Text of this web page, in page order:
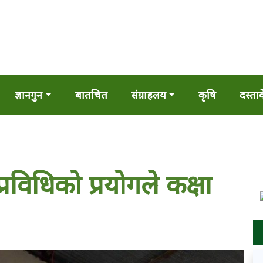
ज्ञानगुन बातचित संग्राहलय कृषि
प्रयोगले कक्षा